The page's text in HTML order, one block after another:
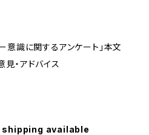
意識に関するアンケート」本文
・アドバイス
available